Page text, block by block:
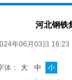
河北钢铁
年06月03日 16:23
体： 大 中
小